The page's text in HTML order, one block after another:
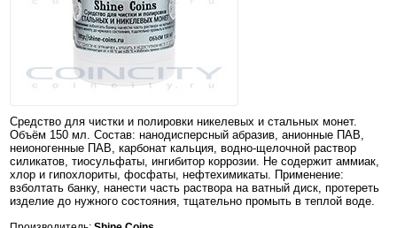
Средство для чистки и полировки никелевых и стальных монет.
Объём 150 мл. Состав: нанодисперсный абразив, анионные ПАВ,
неионогенные ПАВ, карбонат кальция, водно-щелочной раствор
силикатов, тиосульфаты, ингибитор коррозии. Не содержит аммиак,
хлор и гипохлориты, фосфаты, нефтехимикаты. Применение:
взболтать банку, нанести часть раствора на ватный диск, протереть
изделие до нужного состояния, тщательно промыть в теплой воде.